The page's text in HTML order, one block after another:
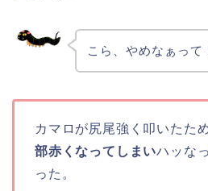
こら、やめなぁっ
カマロが尻尾強く叩いたた
部赤くなってしまいハッな
った。